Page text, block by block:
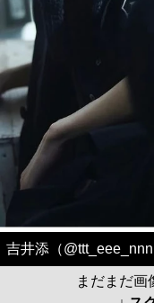
吉井添（
まだまだ画